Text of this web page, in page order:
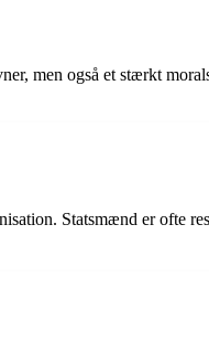
men også et stærkt
Statsmænd er ofte